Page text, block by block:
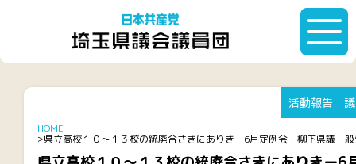
HOME
県立高校１０～１３校の統廃合さきにありきー6月定例会・柳下県議一
活動報告